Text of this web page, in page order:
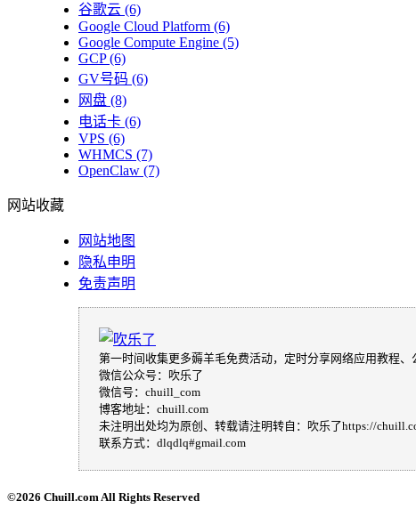
谷歌云 (6)
Google Cloud Platform (6)
Google Compute Engine (5)
GCP(6)
GV号码 (6)
网盘 (8)
电话卡 (6)
VPS (6)
WHMCS (7)
OpenClaw (7)
网站收藏
网站地图
隐私申明
免责声明
第一时间收集更多薅羊毛免费活动，定时分享网络应用教程
微信公众号：吹乐了
微信号：chuill_com
博客地址：chuill.com
未注明出处均为原创、转载请注明转自：吹乐了https://
联系方式：dlqdlq#gmail.com
©2026 Chuill.com All Rights Reserved